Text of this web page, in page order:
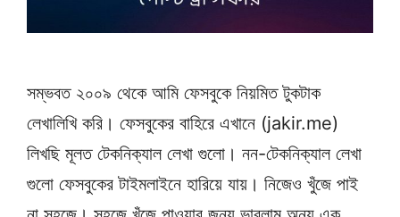
সম্ভবত ২০০৯ থেকে আমি ফেসবুকে নিয়মিত টুকটাক
লেখালিখি করি। ফেসবুকের বাহিরে এখানে (jakir.me)
লিখছি মূলত টেকনিক্যাল লেখা গুলো। নন-টেকনিক্যাল লেখা
গুলো ফেসবুকের টাইমলাইনে হারিয়ে যায়। নিজেও খুঁজে পাই